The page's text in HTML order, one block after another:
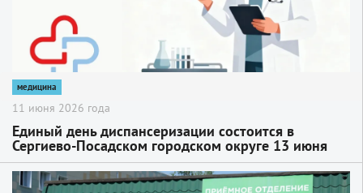
медицина
11 июня 2026 года
Единый день диспансеризации состоится в
Сергиево-Посадском городском округе 13 июня
2